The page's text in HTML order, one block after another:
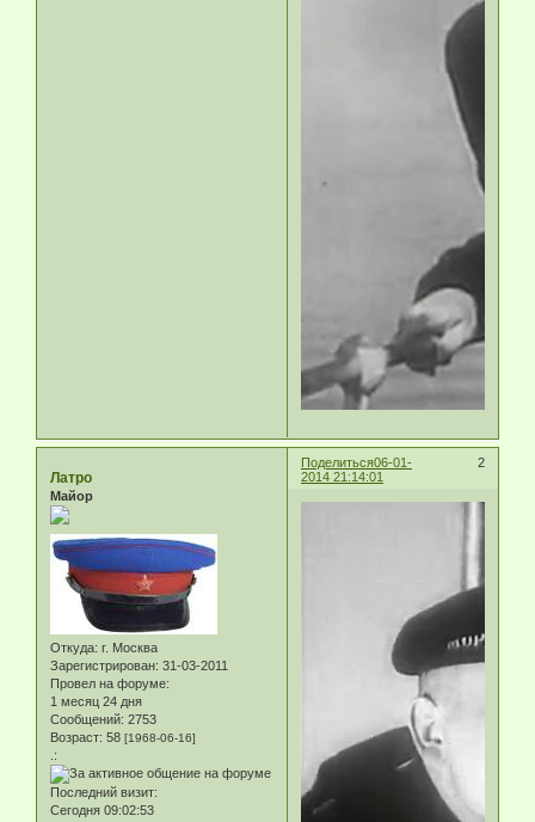
Поделиться 2
06-01-
2014 21:14:01
Латро
Майор
Откуда: г. Москва
Зарегистрирован: 31-03-2011
Провел на форуме:
1 месяц 24 дня
Сообщений: 2753
Возраст: 58 [1968-06-16]
.:
Последний визит:
Сегодня 09:02:53